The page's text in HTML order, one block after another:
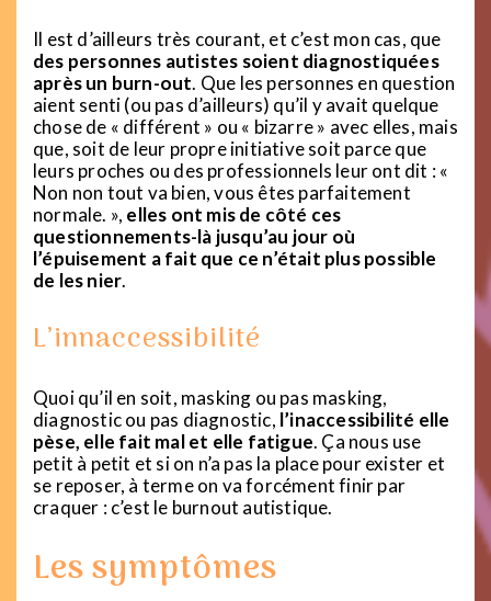
Il est d’ailleurs très courant, et c’est mon cas, que
des personnes autistes soient diagnostiquées
après un burn-out. Que les personnes en question
aient senti (ou pas d’ailleurs) qu’il y avait quelque
chose de « différent » ou « bizarre » avec elles, mais
que, soit de leur propre initiative soit parce que
leurs proches ou des professionnels leur ont dit : «
Non non tout va bien, vous êtes parfaitement
normale. », elles ont mis de côté ces
questionnements-là jusqu’au jour où
l’épuisement a fait que ce n’était plus possible
de les nier.
L’innaccessibilité
Quoi qu’il en soit, masking ou pas masking,
diagnostic ou pas diagnostic, l’inaccessibilité elle
pèse, elle fait mal et elle fatigue. Ça nous use
petit à petit et si on n’a pas la place pour exister et
se reposer, à terme on va forcément finir par
craquer : c’est le burnout autistique.
Les symptômes